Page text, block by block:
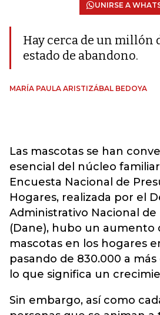
UNIRSE A
Hay cerca de un millón
estado de abandono.
MARÍA PAULA ARISTIZÁBAL BEDOYA
Las mascotas se han
esencial del núcleo
Encuesta Nacional de
Hogares, realizada por el
Administrativo Nacional de
(Dane), hubo un aumento
mascotas en los hogares
pasando de 830.000 a
lo que significa un
Sin embargo, así como